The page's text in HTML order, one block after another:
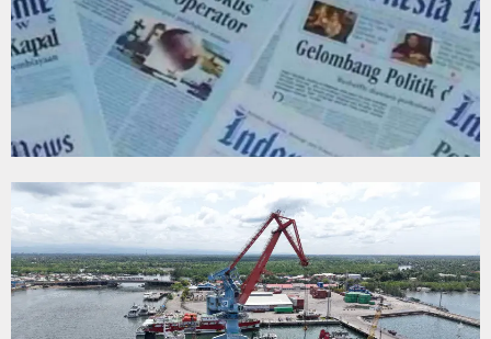
Edukasi
Ekspose
Hankam
Hukum
Internasional
Kelautan dan Perikanan
Kesehatan
Kapal Terbakar di Belawan, Patkamla Rubiah
Tingkatkan Perlindungan Pekerja, Menaker:
Dorong Transparansi dan Kelancaran Logistik,
Tarif Tuna Cakalang 0% ke Jepang, KKP Jaga
Aksi Kolaborasi Lindungi Mangrove dan
PWI Pusat-AFPI Gelar Workshop Jurnalistik
Indonesia-Tailan Perkuat Kemitraan Strategis,
Lomba Agustusan Keluarga Besar Kolinlamil,
Lancarkan Logistik dan Transparansi, IPC TPK
Kapal Terbakar di Belawan, Patkamla Rubiah
Tingkatkan Perlindungan Pekerja, Menaker:
Dorong Transparansi dan Kelancaran Logistik,